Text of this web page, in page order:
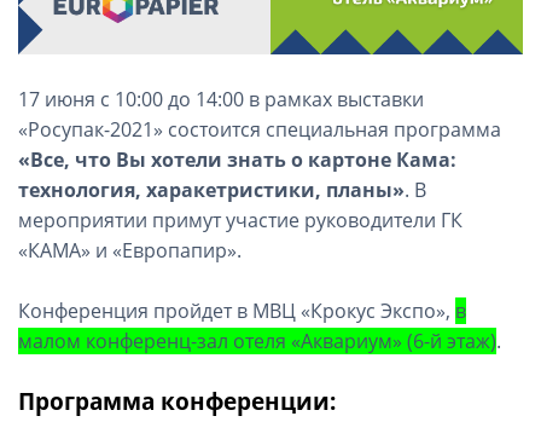
17 июня с 10:00 до 14:00 в рамках выставки
«Росупак-2021» состоится специальная программа
«Все, что Вы хотели знать о картоне Кама:
технология, харакетристики, планы». В
мероприятии примут участие руководители ГК
«КАМА» и «Европапир».
Конференция пройдет в МВЦ «Крокус Экспо», в
малом конференц-зал отеля «Аквариум» (6-й этаж).
Программа конференции: